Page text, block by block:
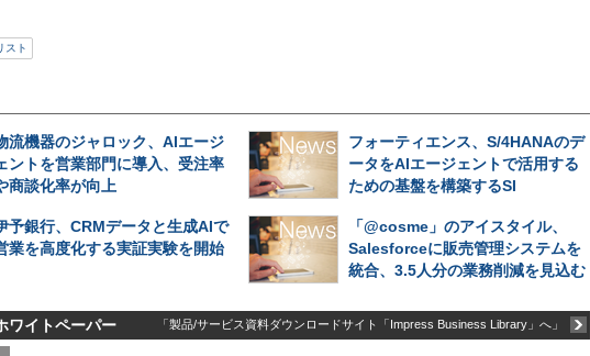
スト
流機器のジャロック、AIエージ
ントを営業部門に導入、受注率
商談化率が向上
フォーティエンス、S/4HANAのデ
ータをAIエージェントで活用する
ための基盤を構築するSI
予銀行、CRMデータと生成AIで
業を高度化する実証実験を開始
「@cosme」のアイスタイル、
Salesforceに販売管理システムを
統合、3.5人分の業務削減を見込む
ワイトペーパー 「製品/サービス資料ダウンロードサイト「Impress Business Library」へ」